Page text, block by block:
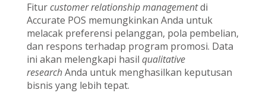
Fiturcustomer relationship managementdi
Accurate POS memungkinkan Anda untuk
melacak preferensi pelanggan, pola pembelian,
dan respons terhadap program promosi. Data
ini akan melengkapi hasil qualitative
researchAnda untuk menghasilkan keputusan
bisnis yang lebih tepat.